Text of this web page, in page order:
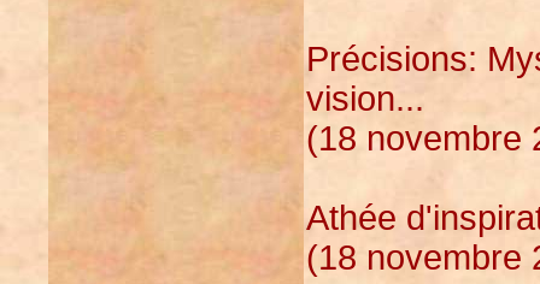
Précisions:
vision...
(18 novembre
Athée
(18 novembre